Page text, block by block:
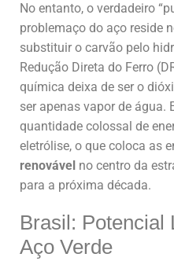
No entanto, o verdadeiro
problemaço do aço reside
substituir o carvão pelo
Redução Direta do Ferro
química deixa de ser o
ser apenas vapor de água.
quantidade colossal de
eletrólise, o que coloca as
renovável no centro da
para a próxima década.
Brasil: Potencial
Aço Verde